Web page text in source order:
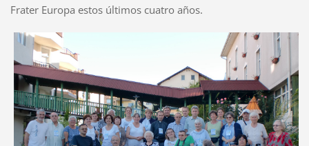
Frater Europa estos últimos cuatro años.